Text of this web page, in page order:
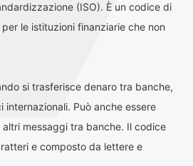
(ISO). È un codice di
le istituzioni finanziarie che non
si trasferisce denaro tra banche,
internazionali. Può anche essere
messaggi tra banche. Il codice
e composto da lettere e